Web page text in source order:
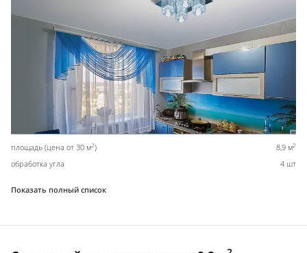
площадь (цена от 30 м2) 8,9 м2
обработка угла 4 шт
Показать полный список